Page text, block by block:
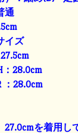
通
イズ
27.5cm
：28.0cm
：28.0cm
を着用し